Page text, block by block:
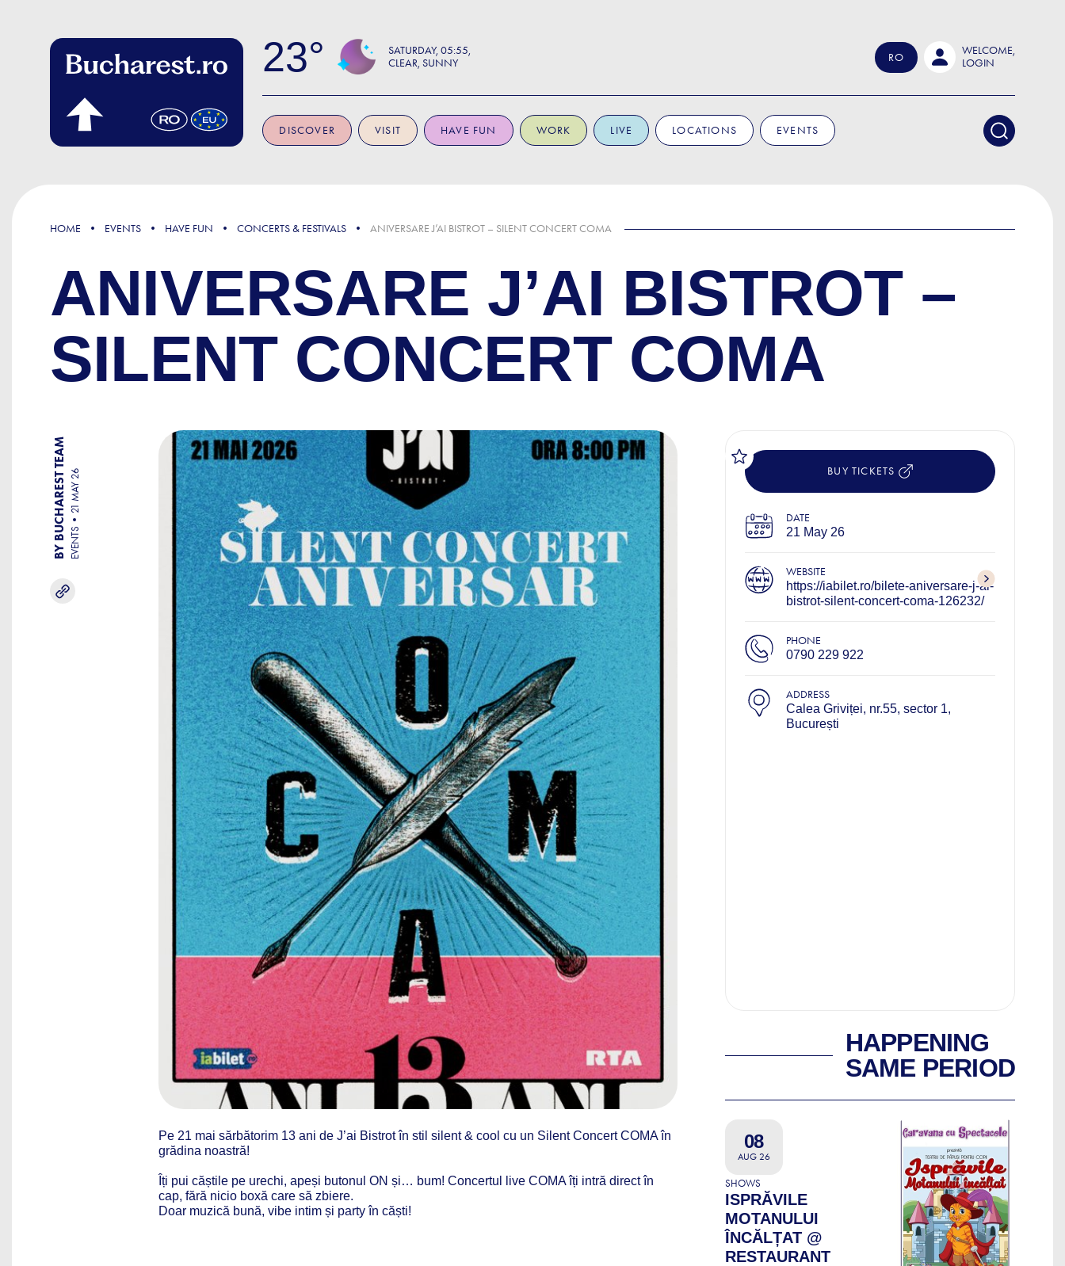
23 SATURDAY 05:55
CLEAR, SUNNY
RO
WELCOME,
LOGIN
DISCOVER VISIT HAVE FUN WORK LIVE LOCATIONS EVENTS
HOME EVENTS HAVE FUN CONCERTS & FESTIVALS ANIVERSARE J’AI BISTROT – SILENT CONCERT COMA
ANIVERSARE J’AI BISTROT –
SILENT CONCERT COMA
BY BUCHAREST TEAM EVENTS
21 MAY 26
Pe 21 mai sărbătorim 13 ani de J’ai Bistrot în stil silent & cool cu un Silent Concert COMA în
grădina noastră!
Îți pui căștile pe urechi, apeși butonul ON și… bum! Concertul live COMA îți intră direct în
cap, fără nicio boxă care să zbiere.
Doar muzică bună, vibe intim și party în căști!
BUY TICKETS
DATE
21 May 26
WEBSITE
https://iabilet.ro/bilete-aniversare-j-ai-
bistrot-silent-concert-coma-126232/
PHONE
0790 229 922
ADDRESS
Calea Griviței, nr.55, sector 1,
București
HAPPENING
SAME PERIOD
08
AUG 26
SHOWS
ISPRĂVILE
MOTANULUI
ÎNCĂLȚAT @
RESTAURANT